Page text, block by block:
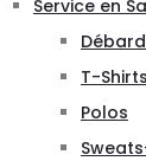
Service en
T-Shirts
Polos